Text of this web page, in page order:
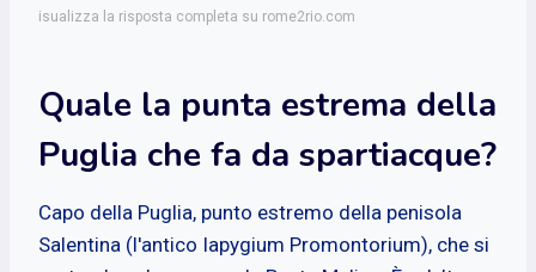
isualizza la risposta completa su rome2rio.com
Quale la punta estrema della
Puglia che fa da spartiacque?
Capo della Puglia, punto estremo della penisola
Salentina (l'antico Iapygium Promontorium), che si